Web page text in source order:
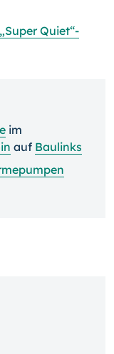
Quiet“-
im
auf Baulinks